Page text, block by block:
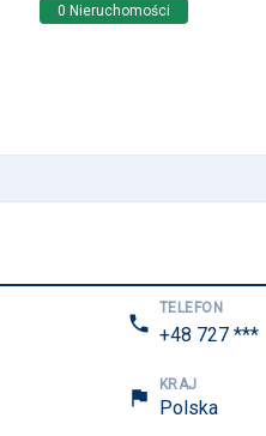
0 Nieruchomości
TELEFON
+48 727 ***
KRAJ
Polska